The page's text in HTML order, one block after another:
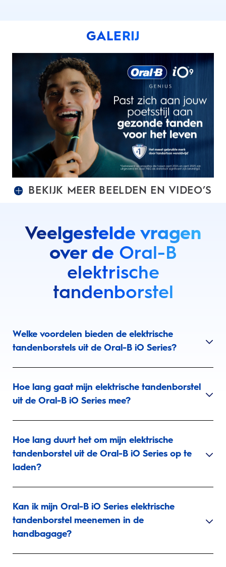
GALERIJ
BEKIJK MEER BEELDEN EN VIDEO’S
Veelgestelde vragen
over de Oral-B
elektrische
tandenborstel
Welke voordelen bieden de elektrische
tandenborstels uit de Oral-B iO Series?
Hoe lang gaat mijn elektrische tandenborstel
uit de Oral-B iO Series mee?
Hoe lang duurt het om mijn elektrische
tandenborstel uit de Oral-B iO Series op te
laden?
Kan ik mijn Oral-B iO Series elektrische
tandenborstel meenemen in de
handbagage?